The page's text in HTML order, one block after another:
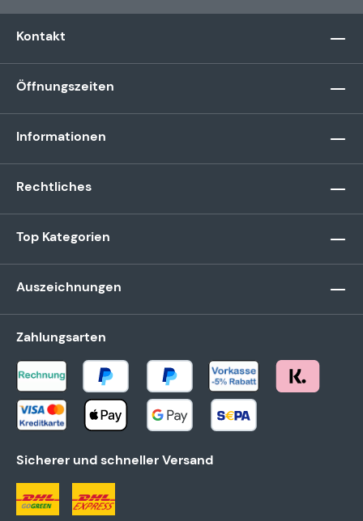
Kontakt
Öffnungszeiten
Informationen
Rechtliches
Top Kategorien
Auszeichnungen
Zahlungsarten
Sicherer und schneller Versand